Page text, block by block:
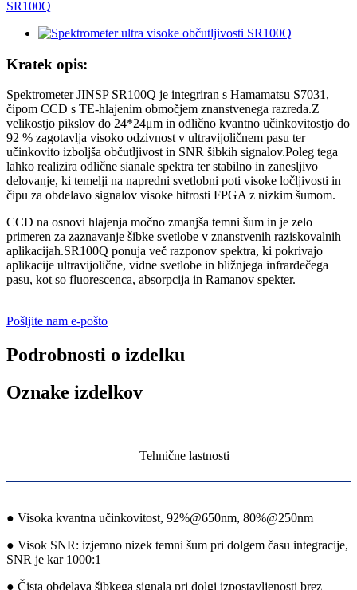
Kratek opis:
Spektrometer JINSP SR100Q je integriran s Hamamatsu S7031,
čipom CCD s TE-hlajenim območjem znanstvenega razreda.Z
velikostjo pikslov do 24*24μm in odlično kvantno učinkovitostjo do
92 % zagotavlja visoko odzivnost v ultravijoličnem pasu ter
učinkovito izboljša občutljivost in SNR šibkih signalov.Poleg tega
lahko realizira odlične sianale spektra ter stabilno in zanesljivo
delovanje, ki temelji na napredni svetlobni poti visoke ločljivosti in
čipu za obdelavo signalov visoke hitrosti FPGA z nizkim šumom.
CCD na osnovi hlajenja močno zmanjša temni šum in je zelo
primeren za zaznavanje šibke svetlobe v znanstvenih raziskovalnih
aplikacijah.SR100Q ponuja več razponov spektra, ki pokrivajo
aplikacije ultravijolične, vidne svetlobe in bližnjega infrardečega
pasu, kot so fluorescenca, absorpcija in Ramanov spekter.
Pošljite nam e-pošto
Podrobnosti o izdelku
Oznake izdelkov
Tehnične lastnosti
● Visoka kvantna učinkovitost, 92%@650nm, 80%@250nm
● Visok SNR: izjemno nizek temni šum pri dolgem času integracije,
SNR je kar 1000:1
● Čista obdelava šibkega signala pri dolgi izpostavljenosti brez